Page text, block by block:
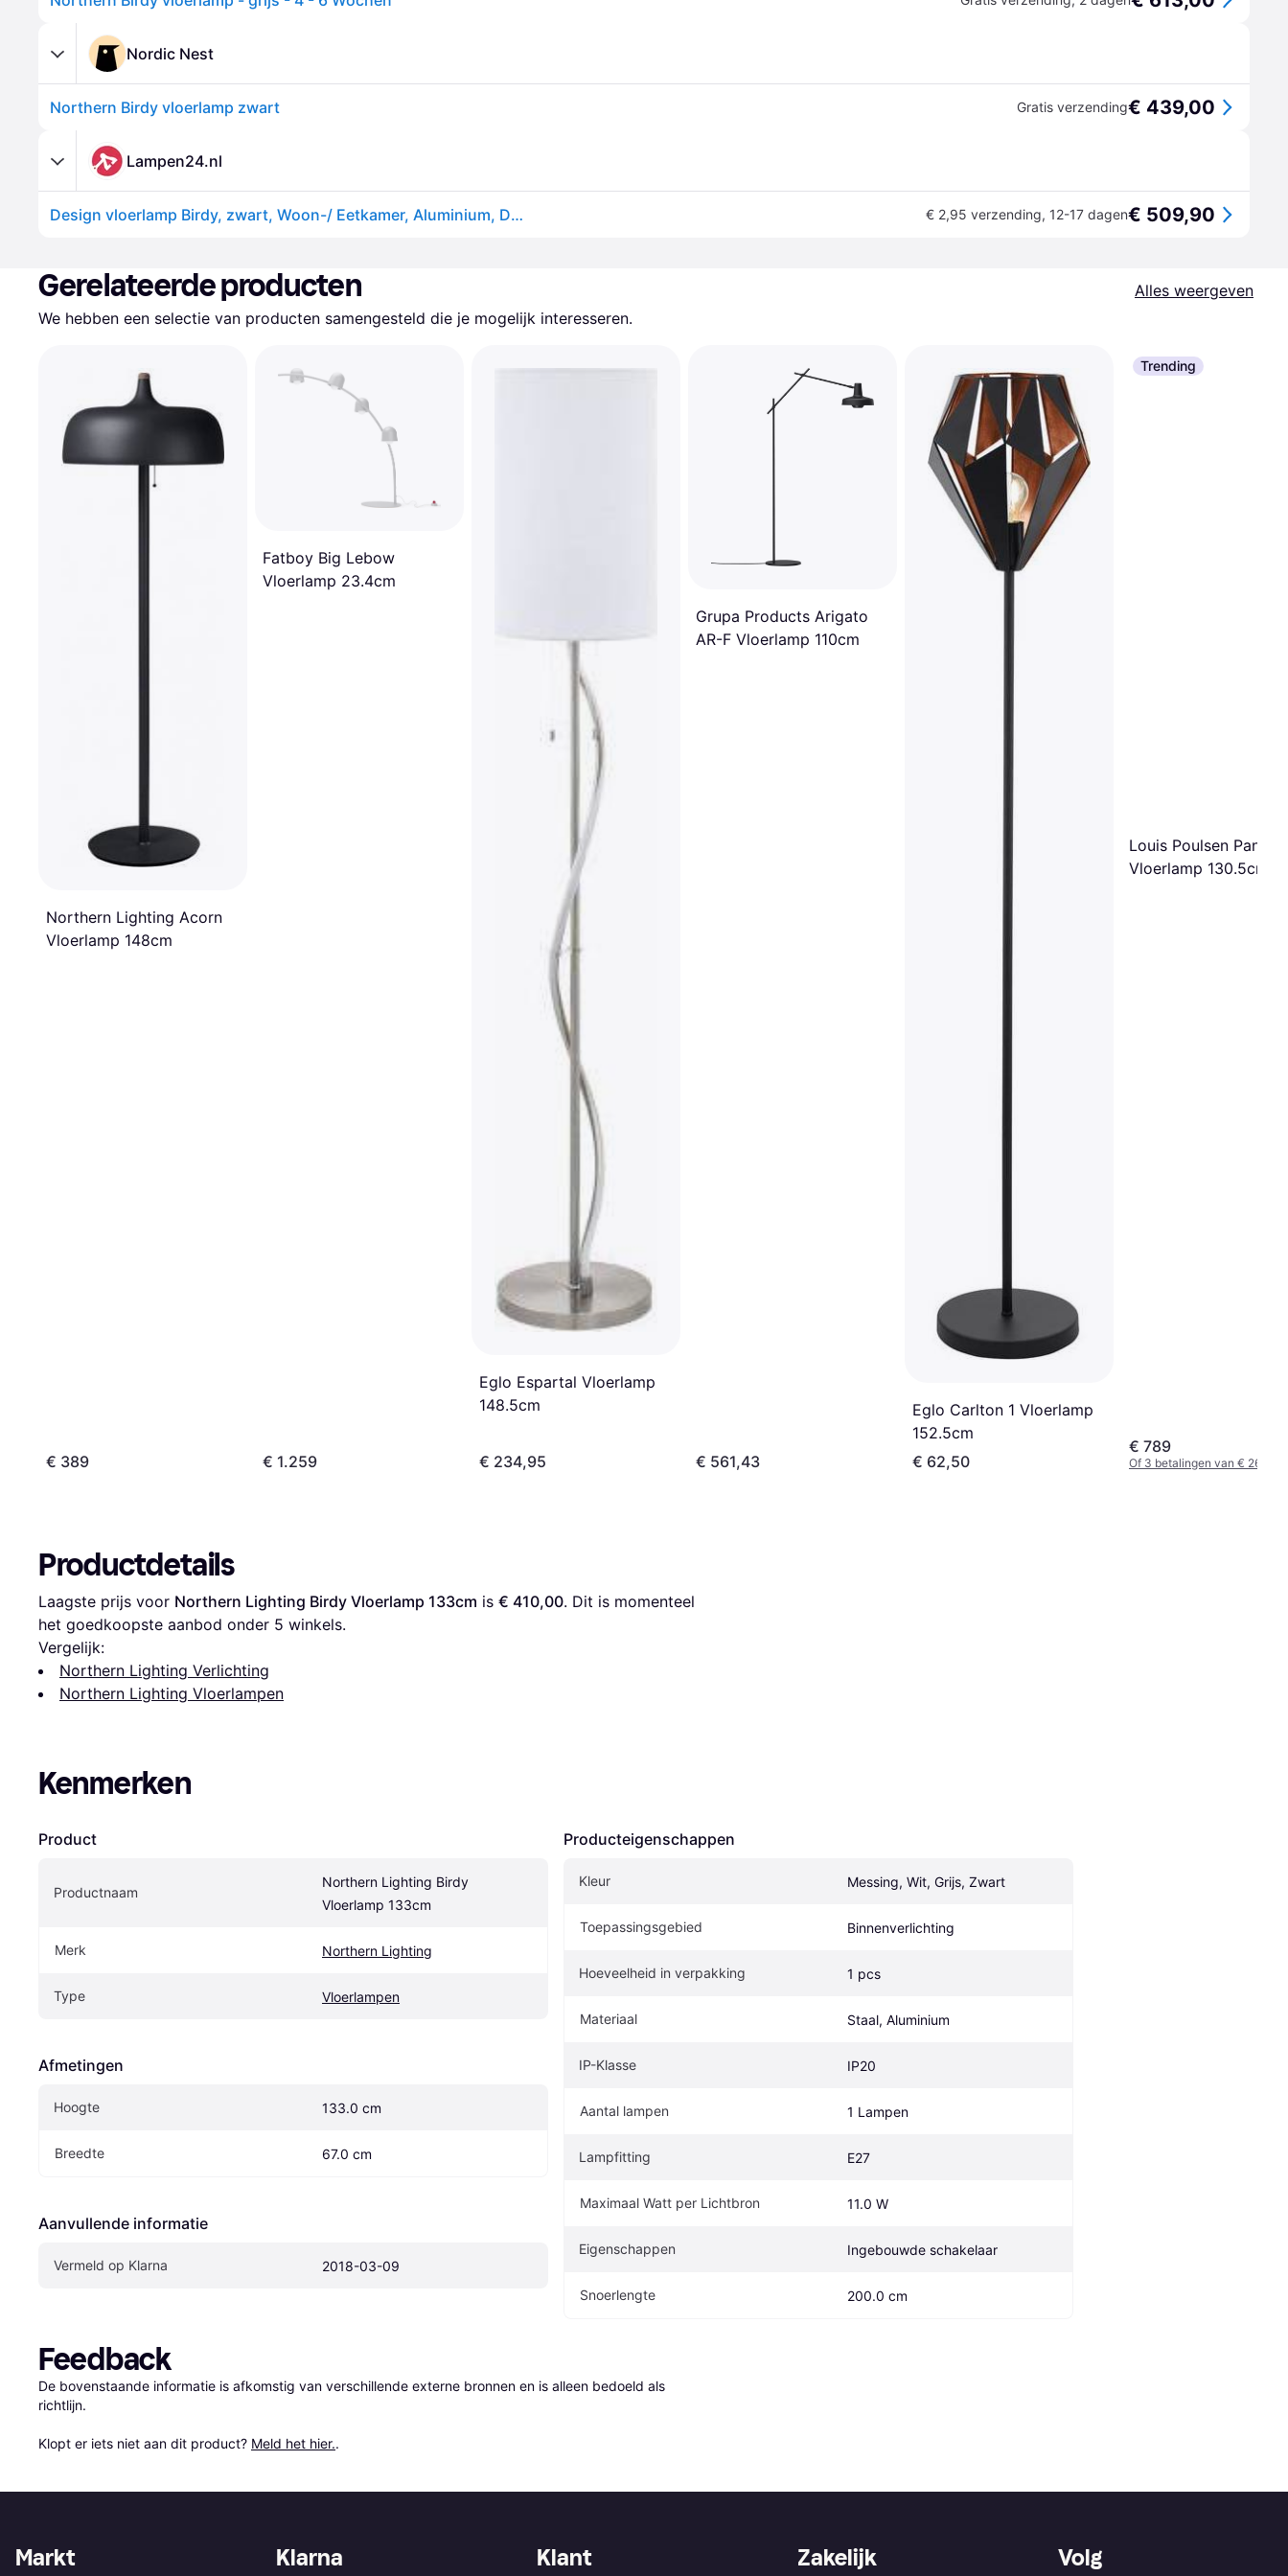
Nordic Nest
Northern Birdy vloerlamp zwart Gratis verzending€ 439,00
Lampen24.nl
Design vloerlamp Birdy, zwart, Woon-/ Eetkamer, Aluminium, Design, vloerlamp € 2,95 verzending, 12-17 dagen€ 509,90
Gerelateerde producten
Alles weergeven
We hebben een selectie van producten samengesteld die je mogelijk interesseren.
Northern Lighting Acorn
Vloerlamp 148cm
€ 389
Fatboy Big Lebow
Vloerlamp 23.4cm
€ 1.259
Eglo Espartal Vloerlamp
148.5cm
€ 234,95
Grupa Products Arigato
AR-F Vloerlamp 110cm
€ 561,43
Eglo Carlton 1 Vloerlamp
152.5cm
€ 62,50
Trending
Louis Poulsen
Vloerlamp 130.5cm
€ 789
Of 3 betalingen van €
Productdetails
Laagste prijs voor Northern Lighting Birdy Vloerlamp 133cm is € 410,00. Dit is momenteel
het goedkoopste aanbod onder 5 winkels.
Vergelijk:
Northern Lighting Verlichting
Northern Lighting Vloerlampen
Kenmerken
Product
Productnaam
Northern Lighting Birdy
Vloerlamp 133cm
Merk Northern Lighting
Type Vloerlampen
Afmetingen
Hoogte 133.0 cm
Breedte 67.0 cm
Aanvullende informatie
Vermeld op Klarna 2018-03-09
Producteigenschappen
Kleur Messing, Wit, Grijs, Zwart
Toepassingsgebied Binnenverlichting
Hoeveelheid in verpakking 1 pcs
Materiaal Staal, Aluminium
IP-Klasse IP20
Aantal lampen 1 Lampen
Lampfitting E27
Maximaal Watt per Lichtbron 11.0 W
Eigenschappen Ingebouwde schakelaar
Snoerlengte 200.0 cm
Feedback
De bovenstaande informatie is afkomstig van verschillende externe bronnen en is alleen bedoeld als
richtlijn.
Klopt er iets niet aan dit product? Meld het hier..
Klarna Klant Zakelijk
Markt Volg